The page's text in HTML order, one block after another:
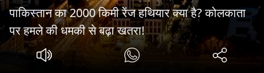
पाकिस्तान का 2000 किमी रेंज हथियार क्या है? कोलकाता
पर हमले की धमकी से बढ़ा खतरा!